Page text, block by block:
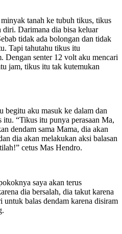
tanah ke tubuh tikus, tikus
diri. Darimana dia bisa keluar
tidak ada bolongan dan tidak
Tapi tahutahu tikus itu
Dengan senter 12 volt aku mencari
jam, tikus itu tak kutemukan
begitu aku masuk ke dalam dan
“Tikus itu punya perasaan Ma,
dendam sama Mama, dia akan
dia akan melakukan aksi balasan
cetus Mas Hendro.
saya akan terus
dia bersalah, dia takut karena
untuk balas dendam karena disiram